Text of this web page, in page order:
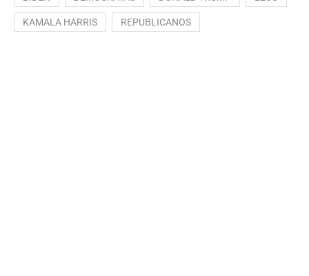
KAMALA HARRIS REPUBLICANOS